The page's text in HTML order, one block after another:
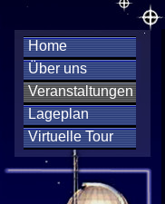
Home
Über uns
Veranstaltungen
Lageplan
Virtuelle Tour